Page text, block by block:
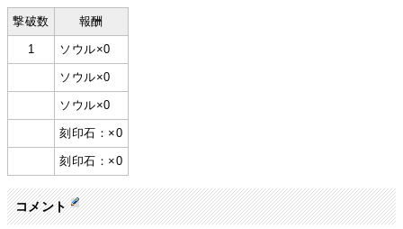
撃破数 報酬
1 ソウル×0
ソウル×0
ソウル×0
刻印石：×0
刻印石：×0
コメント